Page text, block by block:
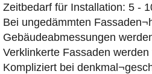
Zeitbedarf für Installation: 5 -
Bei ungedämmten
Gebäudeabmessungen
Verklinkerte Fassaden werden
Kompliziert bei